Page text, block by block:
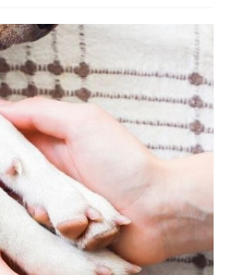
– twój zwierzak
właściciel kota
pupil chce mu
— nawet podczas
wannie czy pod
takie
kot podgląda
chodzi ci po
pora w końcu na nie